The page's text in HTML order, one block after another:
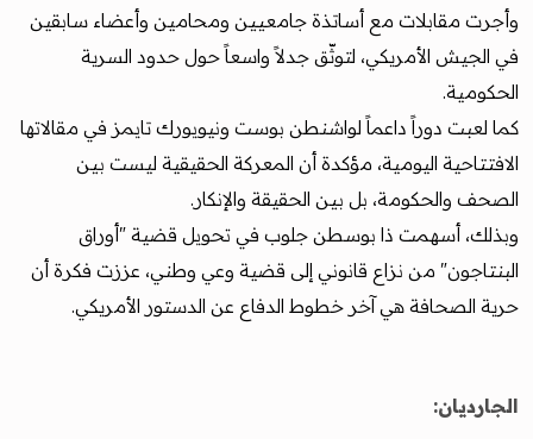
وأجرت مقابلات مع أساتذة جامعيين ومحامين وأعضاء سابقين
في الجيش الأمريكي، لتوثّق جدلاً واسعاً حول حدود السرية
الحكومية.
كما لعبت دوراً داعماً لواشنطن بوست ونيويورك تايمز في مقالاتها
الافتتاحية اليومية، مؤكدة أن المعركة الحقيقية ليست بين
الصحف والحكومة، بل بين الحقيقة والإنكار.
وبذلك، أسهمت ذا بوسطن جلوب في تحويل قضية "أوراق
البنتاجون" من نزاع قانوني إلى قضية وعي وطني، عززت فكرة أن
حرية الصحافة هي آخر خطوط الدفاع عن الدستور الأمريكي.
الجارديان: